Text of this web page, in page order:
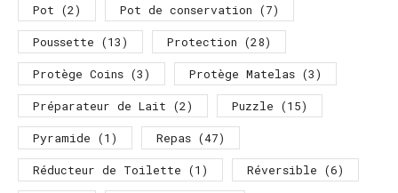
Pot (2) Pot de conservation (7)
Poussette (13) Protection (28)
Protège Coins (3) Protège Matelas (3)
Préparateur de Lait (2) Puzzle (15)
Pyramide (1) Repas (47)
Réducteur de Toilette (1) Réversible (6)